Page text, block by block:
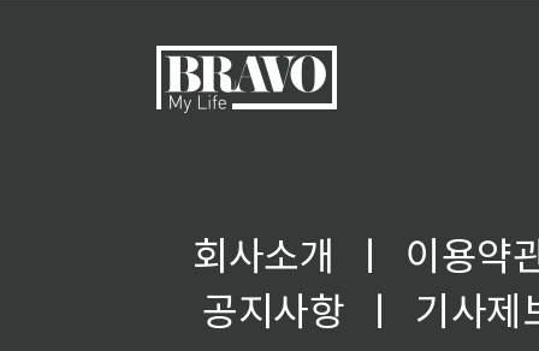
회사소개 ㅣ
이용약
공지사항
ㅣ
기사제